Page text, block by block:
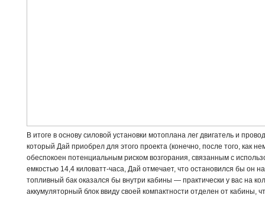
В итоге в основу силовой установки мотоплана лег двигатель и
который Дай приобрел для этого проекта (конечно, после того, как
обеспокоен потенциальным риском возгорания, связанным с
емкостью 14,4 киловатт-часа, Дай отмечает, что остановился бы он
топливный бак оказался бы внутри кабины — практически у вас на
аккумуляторный блок ввиду своей компактности отделен от кабины,